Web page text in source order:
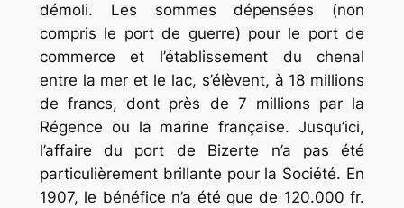
démoli. Les sommes dépensées (non
compris le port de guerre) pour le port de
commerce et l’établissement du chenal
entre la mer et le lac, s’élèvent, à 18 millions
de francs, dont près de 7 millions par la
Régence ou la marine française. Jusqu’ici,
l’affaire du port de Bizerte n’a pas été
particulièrement brillante pour la Société. En
1907, le bénéfice n’a été que de 120.000 fr.